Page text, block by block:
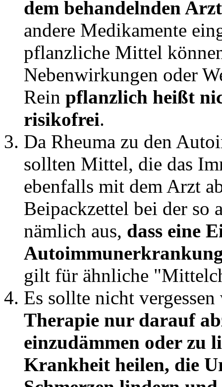
dem behandelnden
andere Medikamente
pflanzliche Mittel
Nebenwirkungen oder
Rein pflanzlich heißt
risikofrei.
Da Rheuma zu den
sollten Mittel, die das
ebenfalls mit dem Arzt
Beipackzettel bei der so
nämlich aus, dass eine
gilt für ähnliche
Es sollte nicht
Therapie nur darauf
einzudämmen oder zu
Krankheit heilen, die